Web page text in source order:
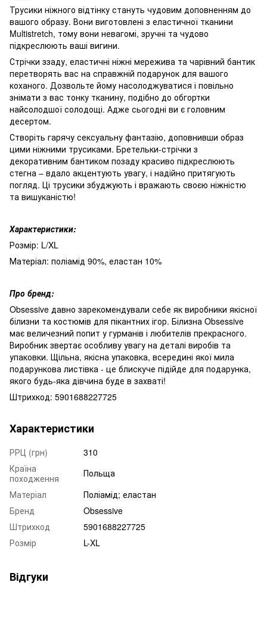
Трусики ніжного відтінку стануть чудовим доповненням до
вашого образу. Вони виготовлені з еластичної тканини
Multistretch, тому вони невагомі, зручні та чудово
підкреслюють ваші вигини.
Стрічки ззаду, еластичні ніжні мережива та чарівний бантик
перетворять вас на справжній подарунок для вашого
коханого. Дозвольте йому насолоджуватися і повільно
знімати з вас тонку тканину, подібно до обгортки
найсолодшої солодощі. Адже сьогодні ви є головним
десертом.
Створіть гарячу сексуальну фантазію, доповнивши образ
цими ніжними трусиками. Бретельки-стрічки з
декоративним бантиком позаду красиво підкреслюють
стегна – вдало акцентують увагу, і надійно притягують
погляд. Ці трусики збуджують і вражають своєю ніжністю
та вишуканістю!
Характеристики:
Розмір: L/XL
Матеріал: поліамід 90%, еластан 10%
Про бренд:
Obsessive давно зарекомендували себе як виробники якісної
білизни та костюмів для пікантних ігор. Білизна Obsessive
має величезний попит у гурманів і любителів прекрасного.
Виробник звертає особливу увагу на деталі виробів та
упаковки. Щільна, якісна упаковка, всередині якої мила
подарункова листівка - це блискуче підійде для подарунка,
якого будь-яка дівчина буде в захваті!
Штрихкод: 5901688227725
Характеристики
РРЦ (грн)
310
Країна
походження
Польща
Матеріал
Поліамід; еластан
Бренд
Obsessive
Штрихкод
5901688227725
Розмір
L-XL
Відгуки